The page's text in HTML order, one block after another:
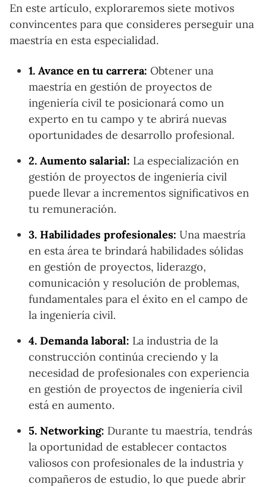
En este artículo, exploraremos siete motivos
convincentes para que consideres perseguir una
maestría en esta especialidad.
1. Avance en tu carrera: Obtener una
maestría en gestión de proyectos de
ingeniería civil te posicionará como un
experto en tu campo y te abrirá nuevas
oportunidades de desarrollo profesional.
2. Aumento salarial: La especialización en
gestión de proyectos de ingeniería civil
puede llevar a incrementos significativos en
tu remuneración.
3. Habilidades profesionales: Una maestría
en esta área te brindará habilidades sólidas
en gestión de proyectos, liderazgo,
comunicación y resolución de problemas,
fundamentales para el éxito en el campo de
la ingeniería civil.
4. Demanda laboral: La industria de la
construcción continúa creciendo y la
necesidad de profesionales con experiencia
en gestión de proyectos de ingeniería civil
está en aumento.
5. Networking: Durante tu maestría, tendrás
la oportunidad de establecer contactos
valiosos con profesionales de la industria y
compañeros de estudio, lo que puede abrir